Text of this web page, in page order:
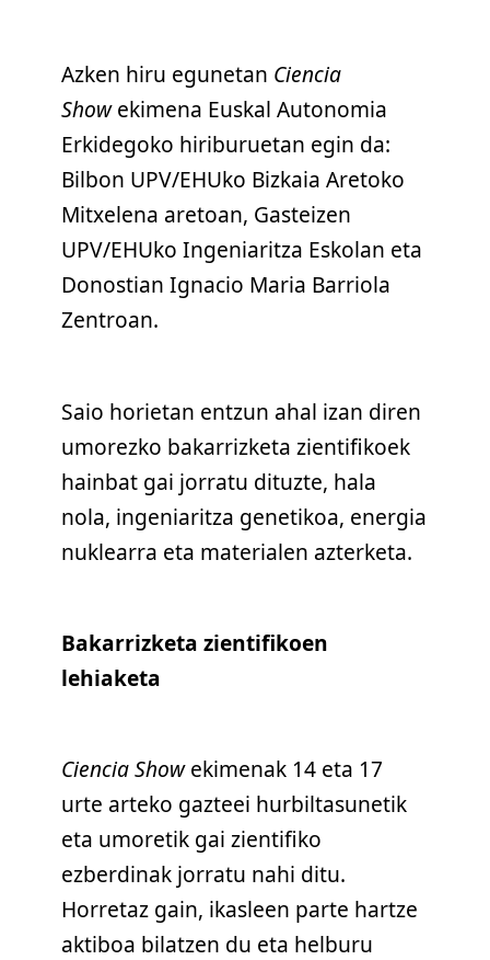
Azken hiru egunetan Ciencia
Showekimena Euskal Autonomia
Erkidegoko hiriburuetan egin da:
Bilbon UPV/EHUko Bizkaia Aretoko
Mitxelena aretoan, Gasteizen
UPV/EHUko Ingeniaritza Eskolan eta
Donostian Ignacio Maria Barriola
Zentroan.
Saio horietan entzun ahal izan diren
umorezko bakarrizketa zientifikoek
hainbat gai jorratu dituzte, hala
nola, ingeniaritza genetikoa, energia
nuklearra eta materialen azterketa.
Bakarrizketa zientifikoen
lehiaketa
Ciencia Showekimenak 14 eta 17
urte arteko gazteei hurbiltasunetik
eta umoretik gai zientifiko
ezberdinak jorratu nahi ditu.
Horretaz gain, ikasleen parte hartze
aktiboa bilatzen du eta helburu